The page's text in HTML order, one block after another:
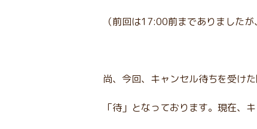
（前回は17:00前までありました
尚、今回、キャンセル待ちを受け
「待」となっております。現在、